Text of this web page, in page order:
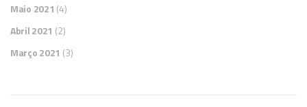
Maio 2021 (4)
Abril 2021 (2)
Março 2021 (3)